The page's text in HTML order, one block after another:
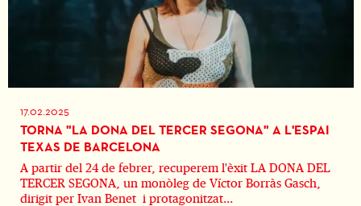
17.02.2025
TORNA "LA DONA DEL TERCER SEGONA" A L'ESPAI
TEXAS DE BARCELONA
A partir del 24 de febrer, recuperem l'èxit LA DONA DEL
TERCER SEGONA, un monòleg de Víctor Borràs Gasch,
dirigit per Ivan Benet i protagonitzat...